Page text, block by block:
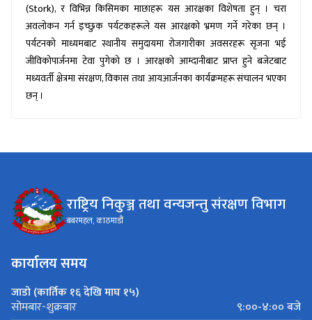
(Stork),र विभिन्न किसिमका माछाहरू यस आरक्षका विशेषता हुन् । चरा
अवलोकन गर्न इच्छुक पर्यटकहरूले यस आरक्षको भ्रमण गर्ने गरेका छन् ।
पर्यटनको माध्यमबाट स्थानीय समुदायमा रोजगारीका अवसरहरू सृजना भई
जीविकोपार्जनमा टेवा पुगेको छ । आरक्षको आम्दानीबाट प्राप्त हुने बजेटबाट
मध्यवर्ती क्षेत्रमा संरक्षण,विकास तथा आयआर्जनका कार्यक्रमहरू संचालन भएका
छन् ।
राष्ट्रिय निकुञ्ज तथा वन्यजन्तु संरक्षण विभाग
बबरमहल, काठमाडौं
कार्यालय समय
जाडो (कार्तिक १६ देखि माघ १५)
सोमबार-शुक्रबार
९:००-४:०० बजे